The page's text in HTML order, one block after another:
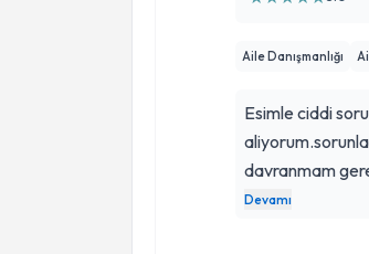
Aile Danışmanlığı
Esimle ciddi
davranmam
sorunlari
Devamı